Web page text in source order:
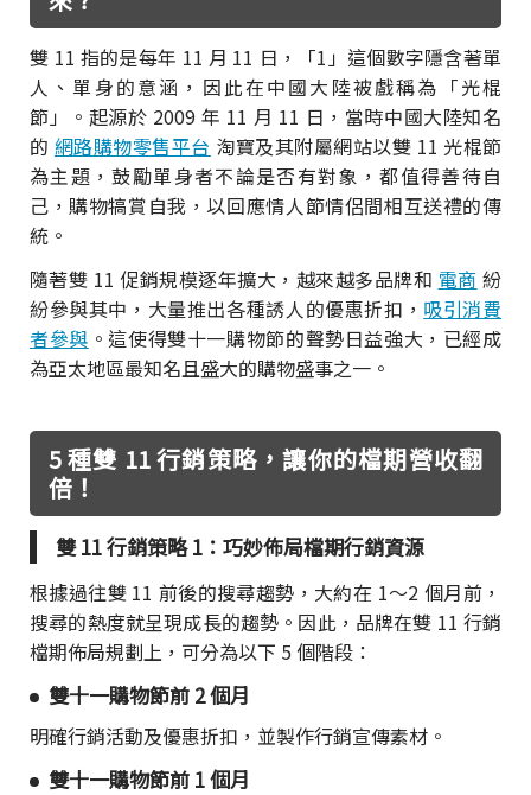
雙 11 指的是每年 11 月 11 日，「1」這個數字隱含著單
人、單身的意涵，因此在中國大陸被戲稱為「光棍
節」。起源於 2009 年 11 月 11 日，當時中國大陸知名
的 網路購物零售平台 淘寶及其附屬網站以雙 11 光棍節
為主題，鼓勵單身者不論是否有對象，都值得善待自
己，購物犒賞自我，以回應情人節情侶間相互送禮的傳
統。
隨著雙 11 促銷規模逐年擴大，越來越多品牌和 電商 紛
紛參與其中，大量推出各種誘人的優惠折扣， 吸引消費
者參與 。這使得雙十一購物節的聲勢日益強大，已經成
為亞太地區最知名且盛大的購物盛事之一。
5 種雙 11 行銷策略，讓你的檔期營收翻
倍！
雙 11 行銷策略 1：巧妙佈局檔期行銷資源
根據過往雙 11 前後的搜尋趨勢，大約在 1～2 個月前，
搜尋的熱度就呈現成長的趨勢。因此，品牌在雙 11 行銷
檔期佈局規劃上，可分為以下 5 個階段：
雙十一購物節前 2 個月
明確行銷活動及優惠折扣，並製作行銷宣傳素材。
雙十一購物節前 1 個月